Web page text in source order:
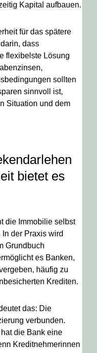
Kapital aufbauen.
für das spätere
dass
flexibelste Lösung
sollten
sinnvoll ist,
Situation und dem
bietet es
die Immobilie selbst
der Praxis wird
Grundbuch
es Banken,
häufig zu
Krediten.
das: Die
verbunden.
die Bank eine
Kreditnehmerinnen